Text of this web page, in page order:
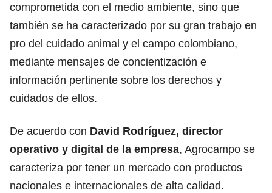
comprometida con el medio ambiente, sino que
también se ha caracterizado por su gran trabajo en
pro del cuidado animal y el campo colombiano,
mediante mensajes de concientización e
información pertinente sobre los derechos y
cuidados de ellos.
De acuerdo con David Rodríguez, director
operativo y digital de la empresa, Agrocampo se
caracteriza por tener un mercado con productos
nacionales e internacionales de alta calidad.